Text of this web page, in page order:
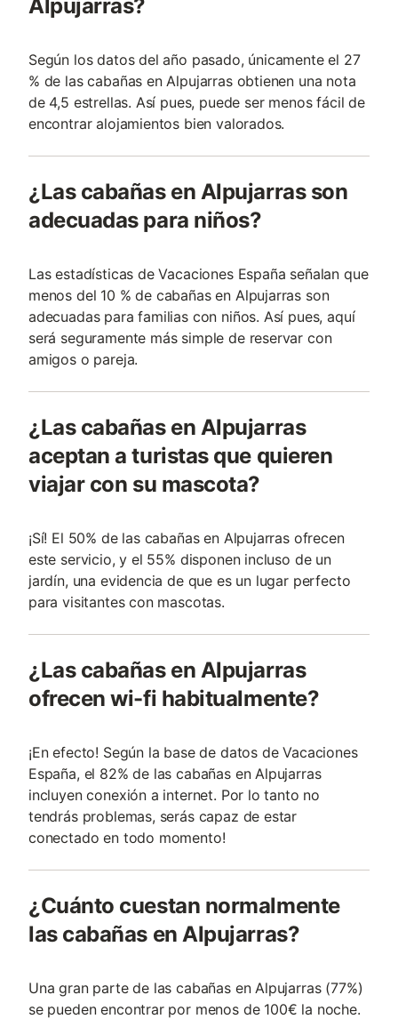
Alpujarras?
Según los datos del año pasado, únicamente el 27
% de las cabañas en Alpujarras obtienen una nota
de 4,5 estrellas. Así pues, puede ser menos fácil de
encontrar alojamientos bien valorados.
¿Las cabañas en Alpujarras son
adecuadas para niños?
Las estadísticas de Vacaciones España señalan que
menos del 10 % de cabañas en Alpujarras son
adecuadas para familias con niños. Así pues, aquí
será seguramente más simple de reservar con
amigos o pareja.
¿Las cabañas en Alpujarras
aceptan a turistas que quieren
viajar con su mascota?
¡Sí! El 50% de las cabañas en Alpujarras ofrecen
este servicio, y el 55% disponen incluso de un
jardín, una evidencia de que es un lugar perfecto
para visitantes con mascotas.
¿Las cabañas en Alpujarras
ofrecen wi-fi habitualmente?
¡En efecto! Según la base de datos de Vacaciones
España, el 82% de las cabañas en Alpujarras
incluyen conexión a internet. Por lo tanto no
tendrás problemas, serás capaz de estar
conectado en todo momento!
¿Cuánto cuestan normalmente
las cabañas en Alpujarras?
Una gran parte de las cabañas en Alpujarras (77%)
se pueden encontrar por menos de 100€ la noche.